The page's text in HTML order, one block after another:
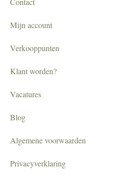
Mijn account
Verkooppunten
Klant worden?
Vacatures
Blog
Algemene voorwaarden
Privacyverklaring